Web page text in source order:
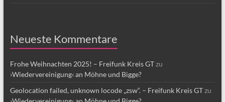
Neueste Kommentare
Frohe Weihnachten 2025! – Freifunk Kreis GTzu
›Wiedervereinigung‹ an Möhne und Bigge?
Geolocation failed, unknown locode „zsw“. – Freifunk Kreis GTzu